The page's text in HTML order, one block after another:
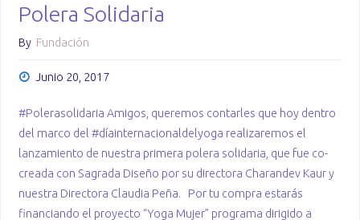
en
Polera Solidaria
By Fundación
Junio 20, 2017
#Polerasolidaria Amigos, queremos contarles que hoy dentro
del marco del #díainternacionaldelyoga realizaremos el
lanzamiento de nuestra primera polera solidaria, que fue co-
creada con Sagrada Diseño por su directora Charandev Kaur y
nuestra Directora Claudia Peña. Por tu compra estarás
financiando el proyecto “Yoga Mujer” programa dirigido a